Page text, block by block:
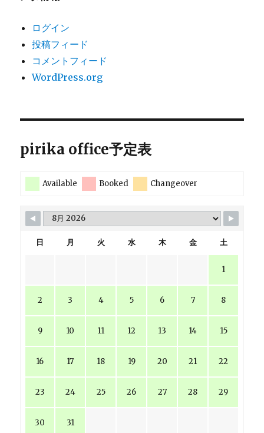
ログイン
投稿フィード
コメントフィード
WordPress.org
pirika office予定表
Available Booked Changeover
日 月 火 水 木 金 土
1
2 3 4 5 6 7 8
9 10 11 12 13 14 15
16 17 18 19 20 21 22
23 24 25 26 27 28 29
30 31